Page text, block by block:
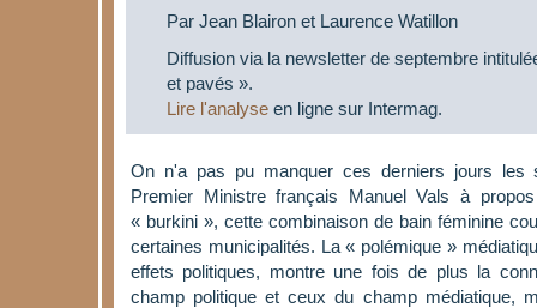
Par Jean Blairon et Laurence Watillon
Diffusion via la newsletter de septembre
et pavés ».
Lire l'analyse en ligne sur Intermag.
On n'a pas pu manquer ces derniers jours les
Premier Ministre français Manuel Vals à
« burkini », cette combinaison de bain féminine
certaines municipalités. La « polémique »
effets politiques, montre une fois de plus la
champ politique et ceux du champ médiatique,